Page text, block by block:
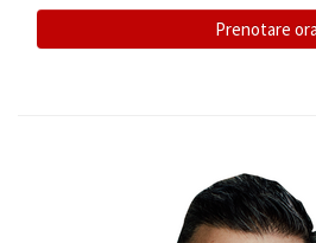
Prenotare ora